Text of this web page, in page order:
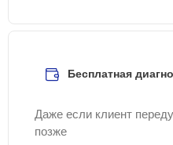
Бесплатная
Даже если клиент
позже